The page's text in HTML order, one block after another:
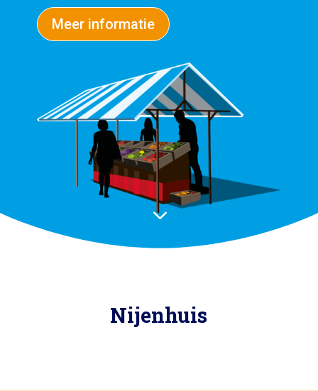
Meer informatie
3
Nijenhuis